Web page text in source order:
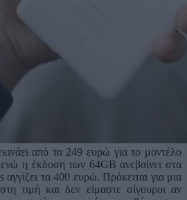
από τα 249 ευρώ για το μοντέλο
η έκδοση των 64GB ανεβαίνει στα
τα 400 ευρώ. Πρόκειται για μια
τιμή και δεν είμαστε σίγουροι αν